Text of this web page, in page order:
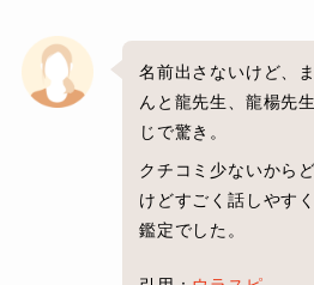
名前出さないけど、
んと龍先生、龍楊先
じで驚き。
クチコミ少ないから
けどすごく話しやす
鑑定でした。